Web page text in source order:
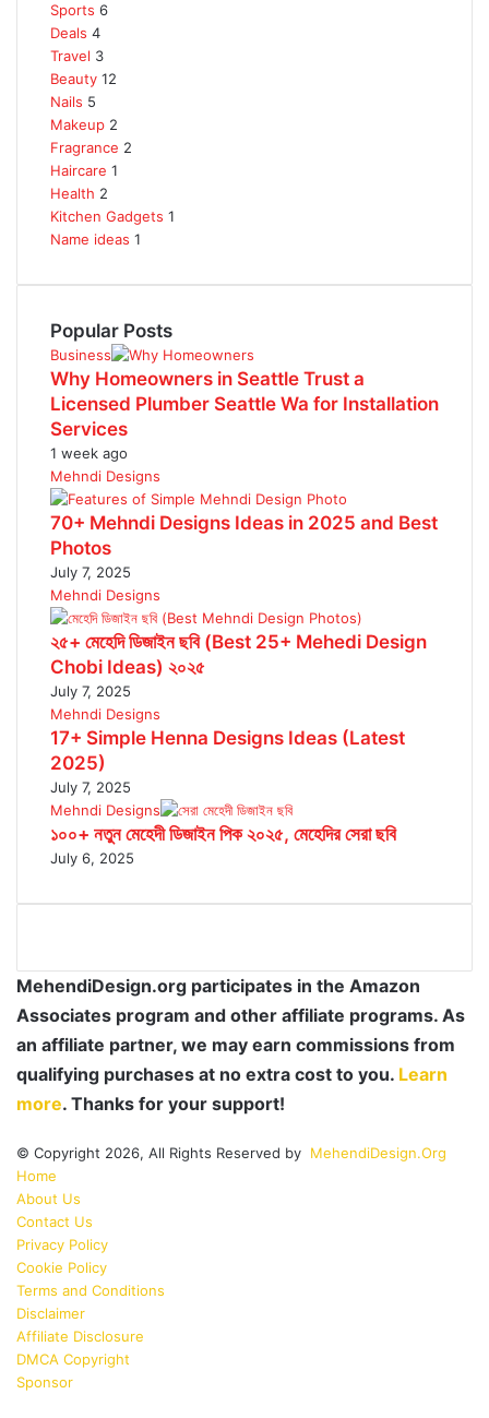
Sports 6
Deals 4
Travel 3
Beauty 12
Nails 5
Makeup 2
Fragrance 2
Haircare 1
Health 2
Kitchen Gadgets 1
Name ideas 1
Popular Posts
Business
Why Homeowners in Seattle Trust a
Licensed Plumber Seattle Wa for Installation
Services
1 week ago
Mehndi Designs
70+ Mehndi Designs Ideas in 2025 and Best
Photos
July 7, 2025
Mehndi Designs
২৫+ মেহেদি ডিজাইন ছবি (Best 25+ Mehedi Design
Chobi Ideas) ২০২৫
July 7, 2025
Mehndi Designs
17+ Simple Henna Designs Ideas (Latest
2025)
July 7, 2025
Mehndi Designs
১০০+ নতুন মেহেদী ডিজাইন পিক ২০২৫, মেহেদির সেরা ছবি
July 6, 2025
MehendiDesign.org participates in the Amazon
Associates program and other affiliate programs. As
an affiliate partner, we may earn commissions from
qualifying purchases at no extra cost to you. Learn
more. Thanks for your support!
© Copyright 2026, All Rights Reserved by MehendiDesign.Org
Home
About Us
Contact Us
Privacy Policy
Cookie Policy
Terms and Conditions
Disclaimer
Affiliate Disclosure
DMCA Copyright
Sponsor